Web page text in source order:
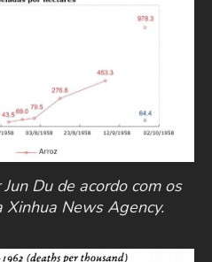
Du de acordo com os
Xinhua News Agency.